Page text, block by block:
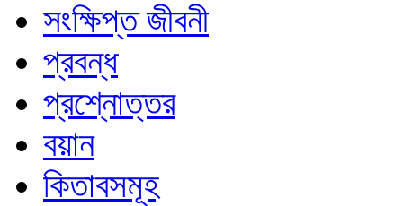
সংক্ষিপ্ত জীবনী
প্রবন্ধ
প্রশ্নোত্তর
বয়ান
কিতাবসমূহ